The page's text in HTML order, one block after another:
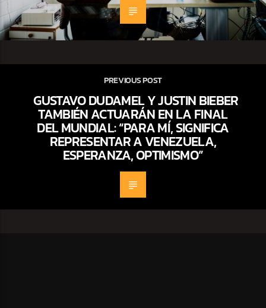
PREVIOUS POST
GUSTAVO DUDAMEL Y JUSTIN BIEBER
TAMBIÉN ACTUARÁN EN LA FINAL
DEL MUNDIAL: “PARA MÍ, SIGNIFICA
REPRESENTAR A VENEZUELA,
ESPERANZA, OPTIMISMO”